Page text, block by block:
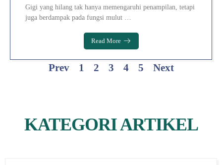
Gigi yang hilang tak hanya memengaruhi penampilan, tetapi
juga berdampak pada fungsi mulut …
Read More
Prev 1 2 3 4 5 Next
KATEGORI ARTIKEL